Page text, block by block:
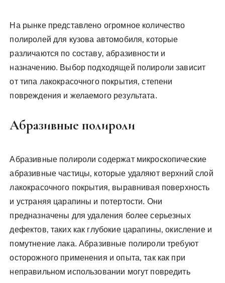
На рынке представлено огромное количество
полиролей для кузова автомобиля‚ которые
различаются по составу‚ абразивности и
назначению. Выбор подходящей полироли зависит
от типа лакокрасочного покрытия‚ степени
повреждения и желаемого результата.
Абразивные полироли
Абразивные полироли содержат микроскопические
абразивные частицы‚ которые удаляют верхний слой
лакокрасочного покрытия‚ выравнивая поверхность
и устраняя царапины и потертости. Они
предназначены для удаления более серьезных
дефектов‚ таких как глубокие царапины‚ окисление и
помутнение лака. Абразивные полироли требуют
осторожного применения и опыта‚ так как при
неправильном использовании могут повредить